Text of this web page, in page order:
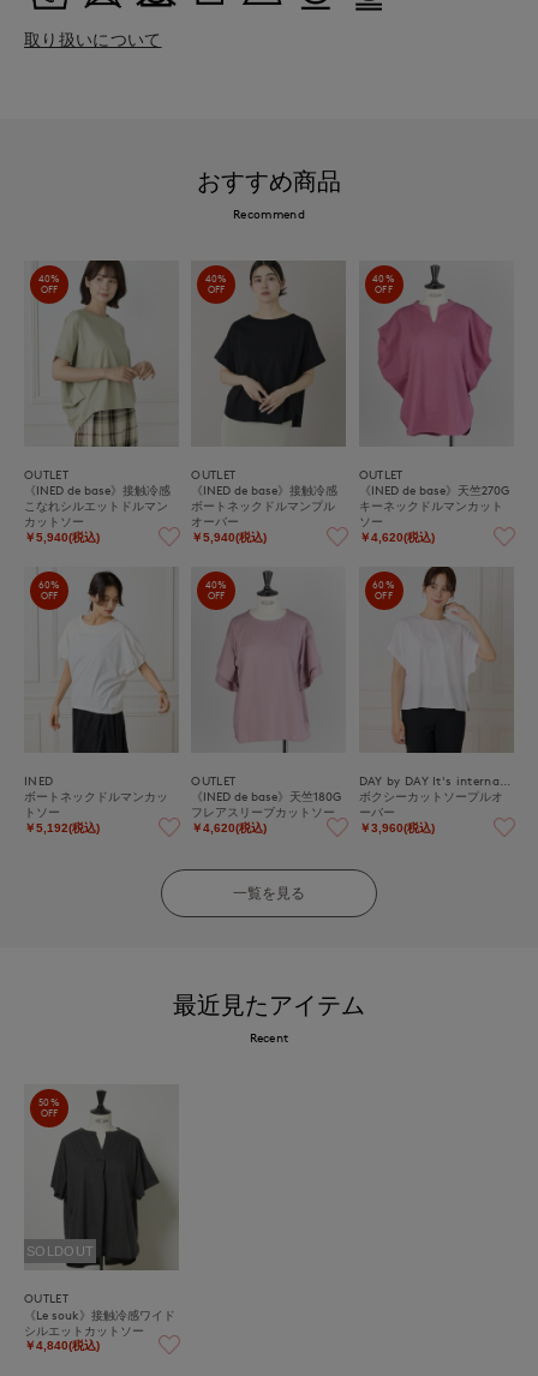
取り扱いについて
おすすめ商品
Recommend
40%
OFF
OUTLET
《INED de base》接触冷感
こなれシルエットドルマン
カットソー
￥5,940(税込)
40%
OFF
OUTLET
《INED de base》接触冷感
ボートネックドルマンプル
オーバー
￥5,940(税込)
40%
OFF
OUTLET
《INED de base》天竺270G
キーネックドルマンカット
ソー
￥4,620(税込)
60%
OFF
INED
ボートネックドルマンカッ
トソー
￥5,192(税込)
40%
OFF
OUTLET
《INED de base》天竺180G
フレアスリーブカットソー
￥4,620(税込)
60%
OFF
ボクシーカットソープルオ
ーバー
￥3,960(税込)
一覧を見る
最近見たアイテム
Recent
50%
OFF
SOLDOUT
OUTLET
《Le souk》接触冷感ワイド
シルエットカットソー
￥4,840(税込)